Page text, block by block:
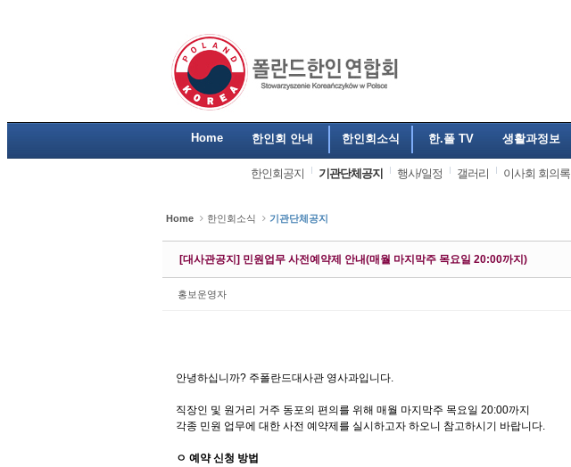
Home 한인회 안내 한인회소식 한.폴 TV 생활과정보
한인회공지 기관단체공지 행사/일정 갤러리 이사회 회의록
Home 한인회소식 기관단체공지
[대사관공지] 민원업무 사전예약제 안내(매월 마지막주 목요일 20:00까지)
홍보운영자
안녕하십니까? 주폴란드대사관 영사과입니다.
직장인 및 원거리 거주 동포의 편의를 위해 매월 마지막주 목요일 20:00까지
각종 민원 업무에 대한 사전 예약제를 실시하고자 하오니 참고하시기 바랍니다.
ㅇ 예약 신청 방법